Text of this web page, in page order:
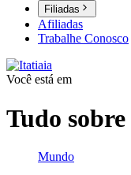
Filiadas
Afiliadas
Trabalhe Conosco
Você está em
Tudo sobre
Mundo